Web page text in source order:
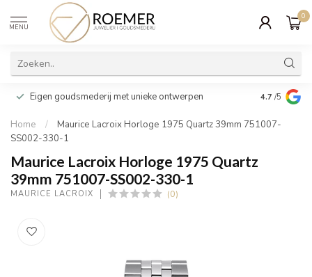
MENU
0
Eigen goudsmederij met unieke ontwerpen Wij
cadeau
4.7 /5
Home /
Maurice Lacroix Horloge 1975 Quartz 39mm 751007-
SS002-330-1
Maurice Lacroix Horloge 1975 Quartz
39mm 751007-SS002-330-1
MAURICE LACROIX (0)